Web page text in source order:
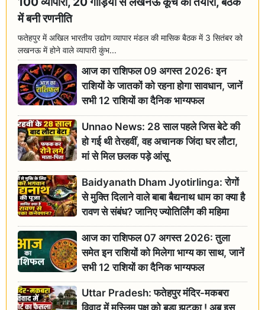
में बनी रणनीति
फतेहपुर में अखिल भारतीय उद्योग व्यापार मंडल की मासिक बैठक में 3 सितंबर को
लखनऊ में होने वाले व्यापारी कुंभ...
आज का राशिफल 09 अगस्त 2026: इन
राशियों के जातकों को रहना होगा सावधान, जानें
सभी 12 राशियों का दैनिक भाग्यफल
Unnao News: 28 साल पहले जिस बेटे की
हो गई थी तेरहवीं, वह अचानक जिंदा घर लौटा,
मां से मिल छलक पड़े आंसू
Baidyanath Dham Jyotirlinga: रोगों
से मुक्ति दिलाने वाले बाबा बैद्यनाथ धाम का क्या है
रावण से संबंध? जानिए ज्योतिर्लिंग की महिमा
आज का राशिफल 07 अगस्त 2026: तुला
समेत इन राशियों को मिलेगा भाग्य का साथ, जानें
सभी 12 राशियों का दैनिक भाग्यफल
Uttar Pradesh: फतेहपुर मंदिर-मकबरा